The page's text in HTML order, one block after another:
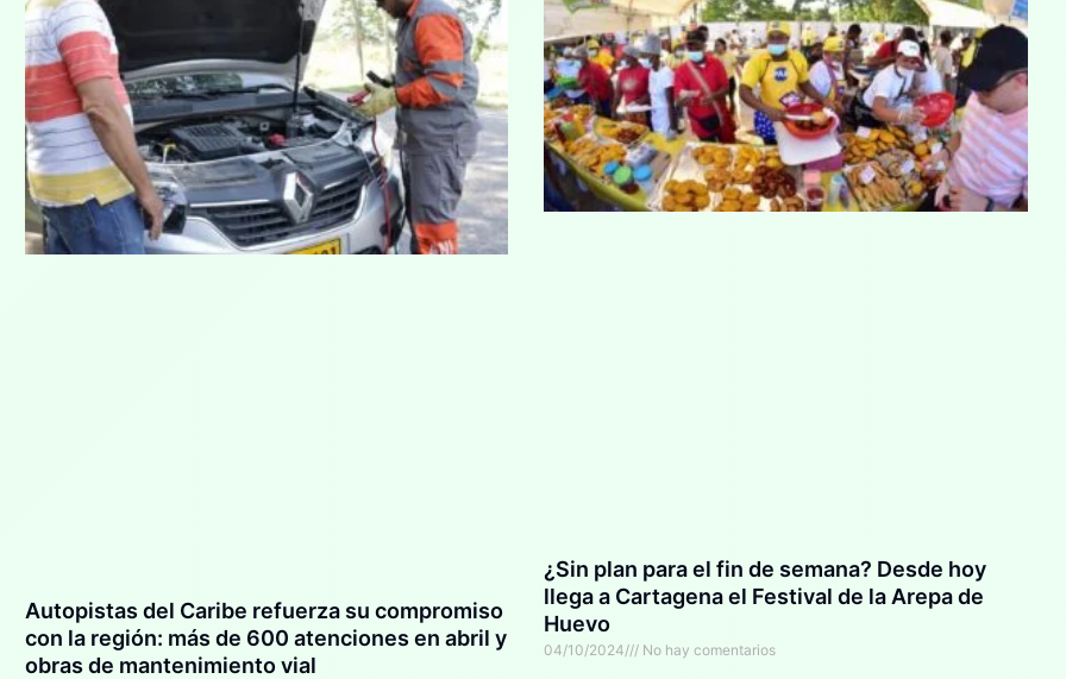
Autopistas del Caribe refuerza su compromiso
con la región: más de 600 atenciones en abril y
obras de mantenimiento vial
¿Sin plan para el fin de semana? Desde hoy
llega a Cartagena el Festival de la Arepa de
Huevo
04/10/2024 No hay comentarios